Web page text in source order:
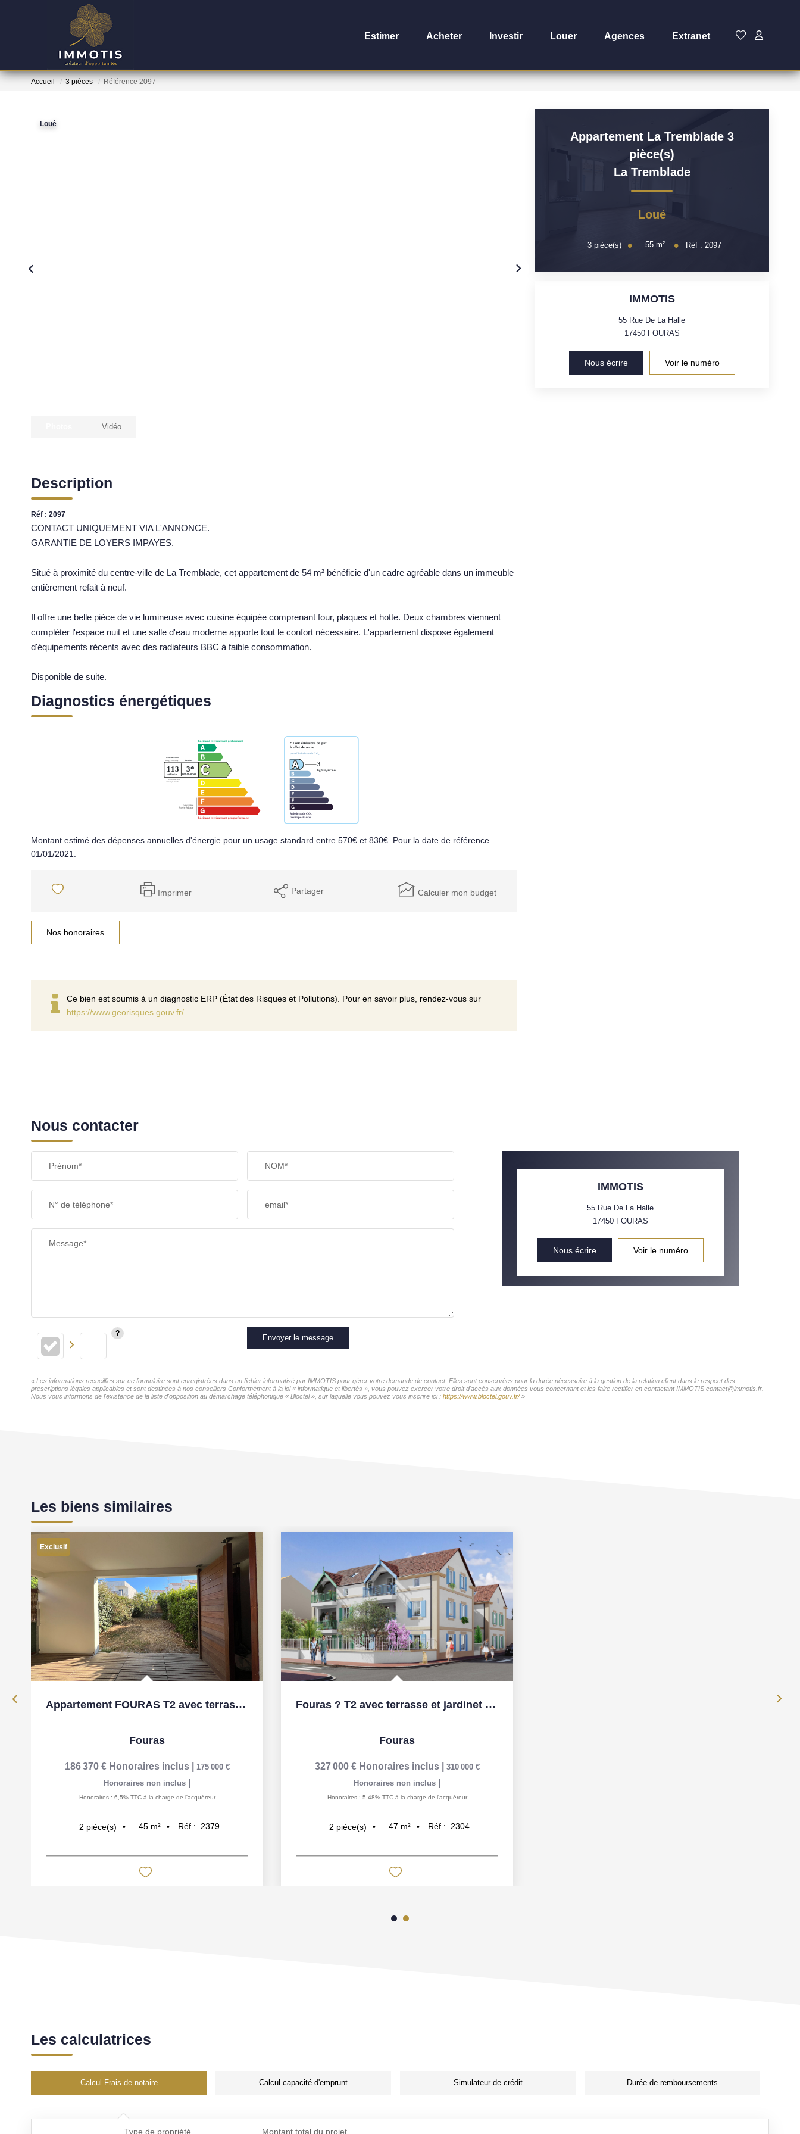
Estimer Acheter Investir Louer Agences Extranet
Accueil 3 pièces Référence 2097
Loué
Vidéo
Description
Réf : 2097
CONTACT UNIQUEMENT VIA L'ANNONCE.
GARANTIE DE LOYERS IMPAYES.
Situé à proximité du centre-ville de La Tremblade, cet appartement de 54 m² bénéficie d'un cadre agréable dans un immeuble
entièrement refait à neuf.
Il offre une belle pièce de vie lumineuse avec cuisine équipée comprenant four, plaques et hotte. Deux chambres viennent
compléter l'espace nuit et une salle d'eau moderne apporte tout le confort nécessaire. L'appartement dispose également
d'équipements récents avec des radiateurs BBC à faible consommation.
Disponible de suite.
Diagnostics énergétiques
Montant estimé des dépenses annuelles d'énergie pour un usage standard entre 570€ et 830€. Pour la date de référence
01/01/2021.
Imprimer Partager Calculer mon budget
Nos honoraires
Ce bien est soumis à un diagnostic ERP (État des Risques et Pollutions). Pour en savoir plus, rendez-vous sur
https://www.georisques.gouv.fr/
Appartement La Tremblade 3
pièce(s)
La Tremblade
Loué
3 pièce(s) 55 m² Réf : 2097
IMMOTIS
55 Rue De La Halle
17450 FOURAS
Nous écrire Voir le numéro
Nous contacter
Prénom* NOM*
N° de téléphone* email*
Message*
Envoyer le message
IMMOTIS
55 Rue De La Halle
17450 FOURAS
Nous écrire Voir le numéro
« Les informations recueillies sur ce formulaire sont enregistrées dans un fichier informatisé par IMMOTIS pour gérer votre demande de contact. Elles sont conservées pour la durée nécessaire à la gestion de la relation client dans le respect des
prescriptions légales applicables et sont destinées à nos conseillers Conformément à la loi « informatique et libertés », vous pouvez exercer votre droit d'accès aux données vous concernant et les faire rectifier en contactant IMMOTIS contact@immotis.fr.
Nous vous informons de l'existence de la liste d'opposition au démarchage téléphonique « Bloctel », sur laquelle vous pouvez vous inscrire ici : https://www.bloctel.gouv.fr/»
Les biens similaires
Exclusif
Appartement FOURAS T2 avec terrasse et jardin
Fouras
186 370 € Honoraires inclus
175 000 €
Honoraires non inclus
Honoraires : 6,5% TTC à la charge de l'acquéreur
2 pièce(s) 45 m² Réf : 2379
Fouras ? T2 avec terrasse et jardinet privatif
Fouras
327 000 € Honoraires inclus
310 000 €
Honoraires non inclus
Honoraires : 5,48% TTC à la charge de l'acquéreur
2 pièce(s) 47 m² Réf : 2304
Les calculatrices
Calcul Frais de notaire Calcul capacité d'emprunt Simulateur de crédit Durée de remboursements